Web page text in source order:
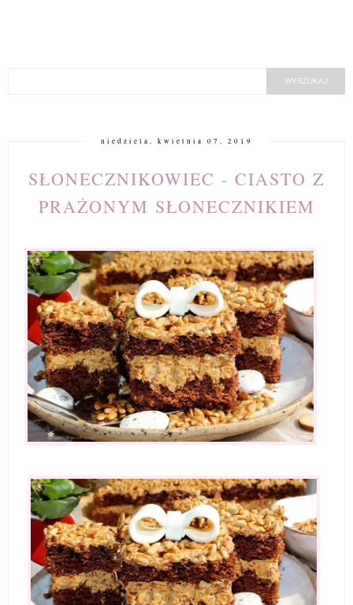
niedziela, kwietnia 07, 2019
SŁONECZNIKOWIEC - CIASTO Z
PRAŻONYM SŁONECZNIKIEM